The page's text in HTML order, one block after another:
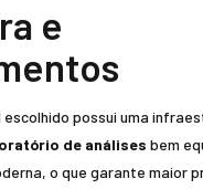
e
escolhido possui uma
de análises bem
o que garante maior